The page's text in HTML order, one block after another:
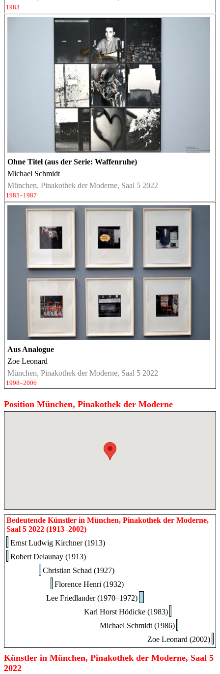
1983
Ohne Titel (aus der Serie: Waffenruhe)
Michael Schmidt
München, Pinakothek der Moderne, Saal 5 2022
1985–1987
Aus Analogue
Zoe Leonard
München, Pinakothek der Moderne, Saal 5 2022
1998–2006
Position München, Pinakothek der Moderne
Bedeutende Künstler in München, Pinakothek der Moderne,
Saal 5 2022 (1913–2002)
Ernst Ludwig Kirchner (1913)
Robert Delaunay (1913)
Christian Schad (1927)
Florence Henri (1932)
Lee Friedlander (1970–1972)
Karl Horst Hödicke (1983)
Michael Schmidt (1986)
Zoe Leonard (2002)
Künstler in München, Pinakothek der Moderne, Saal 5
2022